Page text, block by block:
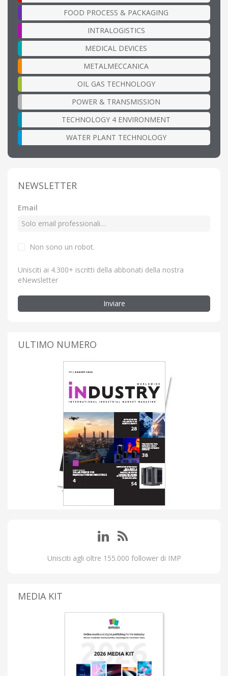
FOOD PROCESS & PACKAGING
INTRALOGISTICS
MEDICAL DEVICES
METALMECCANICA
OIL GAS TECHNOLOGY
POWER & TRANSMISSION
TECHNOLOGY 4 ENVIRONMENT
WATER PLANT TECHNOLOGY
NEWSLETTER
Email
Non sono un robot.
Unisciti ai 4.300+ iscritti della abbonati della nostra
eNewsletter
Inviare
ULTIMO NUMERO
Unisciti agli oltre 155.000 follower di IMP
MEDIA KIT